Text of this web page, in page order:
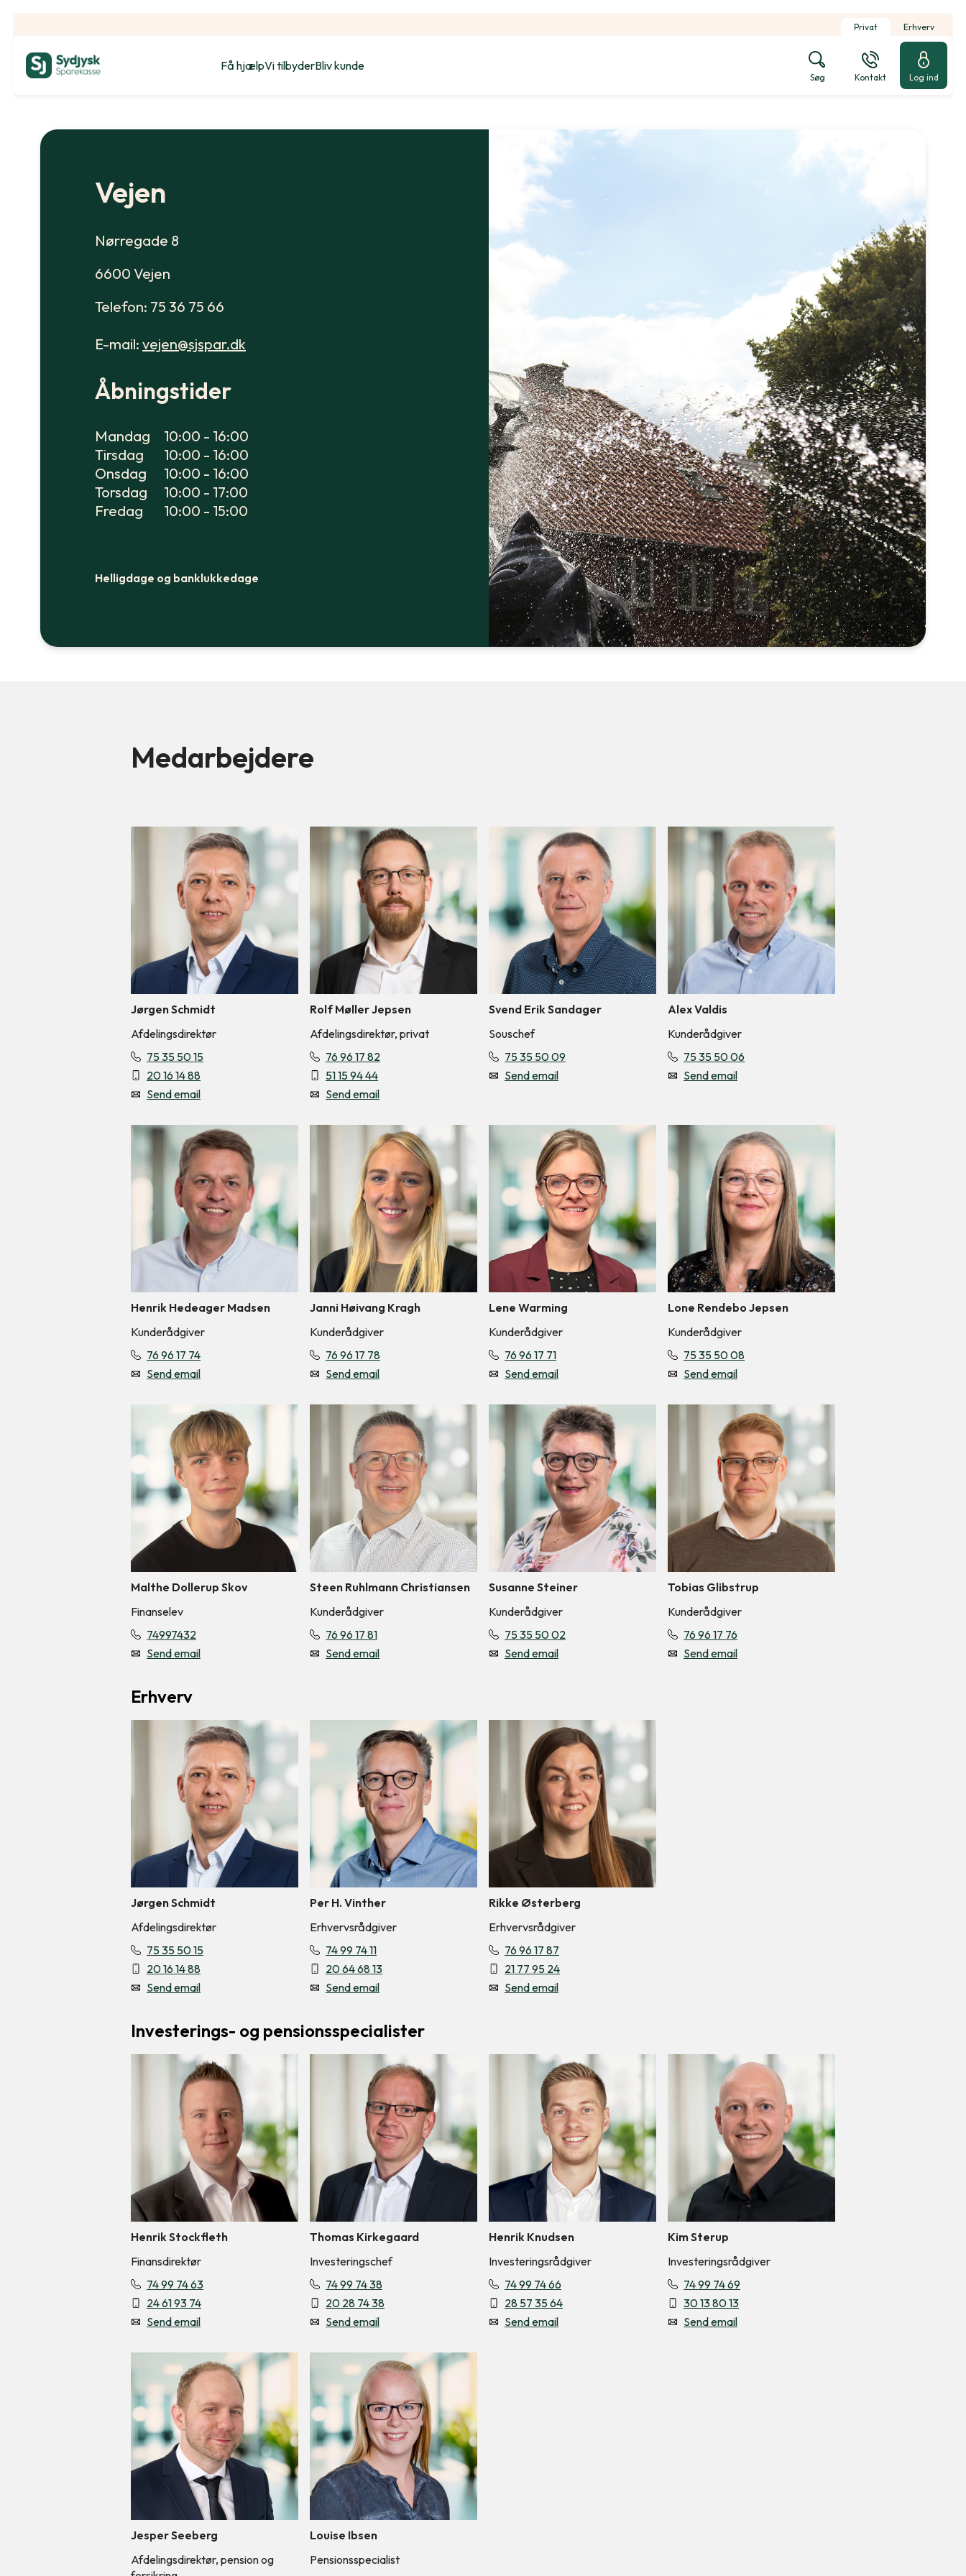
Privat Erhverv
Få hjælpVi tilbyderBliv kunde
Søg Kontakt Log ind
Vejen
Nørregade 8
6600 Vejen
Telefon: 75 36 75 66
E-mail: vejen@sjspar.dk
Åbningstider
Mandag
10:00 - 16:00
Tirsdag
10:00 - 16:00
Onsdag
10:00 - 16:00
Torsdag
10:00 - 17:00
Fredag
10:00 - 15:00
Helligdage og banklukkedage
Medarbejdere
Jørgen Schmidt
Afdelingsdirektør
75 35 50 15
20 16 14 88
Send email
Rolf Møller Jepsen
Afdelingsdirektør, privat
76 96 17 82
51 15 94 44
Send email
Svend Erik Sandager
Souschef
75 35 50 09
Send email
Alex Valdis
Kunderådgiver
75 35 50 06
Send email
Henrik Hedeager Madsen
Kunderådgiver
76 96 17 74
Send email
Janni Høivang Kragh
Kunderådgiver
76 96 17 78
Send email
Lene Warming
Kunderådgiver
76 96 17 71
Send email
Lone Rendebo Jepsen
Kunderådgiver
75 35 50 08
Send email
Malthe Dollerup Skov
Finanselev
74997432
Send email
Steen Ruhlmann Christiansen
Kunderådgiver
76 96 17 81
Send email
Susanne Steiner
Kunderådgiver
75 35 50 02
Send email
Tobias Glibstrup
Kunderådgiver
76 96 17 76
Send email
Erhverv
Jørgen Schmidt
Afdelingsdirektør
75 35 50 15
20 16 14 88
Send email
Per H. Vinther
Erhvervsrådgiver
74 99 74 11
20 64 68 13
Send email
Rikke Østerberg
Erhvervsrådgiver
76 96 17 87
21 77 95 24
Send email
Investerings- og pensionsspecialister
Henrik Stockfleth
Finansdirektør
74 99 74 63
24 61 93 74
Send email
Thomas Kirkegaard
Investeringschef
74 99 74 38
20 28 74 38
Send email
Henrik Knudsen
Investeringsrådgiver
74 99 74 66
28 57 35 64
Send email
Kim Sterup
Investeringsrådgiver
74 99 74 69
30 13 80 13
Send email
Jesper Seeberg
Afdelingsdirektør, pension og
Louise Ibsen
Pensionsspecialist